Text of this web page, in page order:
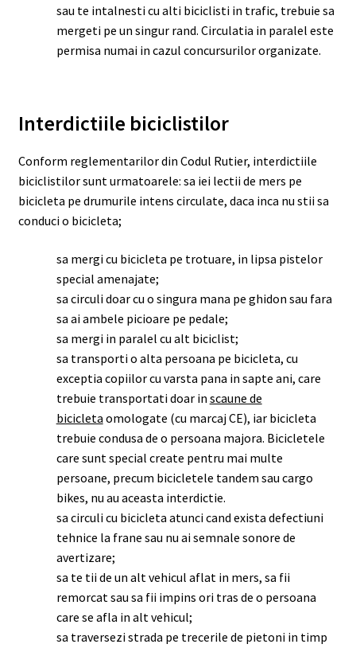
sau te intalnesti cu alti biciclisti in trafic, trebuie sa
mergeti pe un singur rand. Circulatia in paralel este
permisa numai in cazul concursurilor organizate.
Interdictiile biciclistilor
Conform reglementarilor din Codul Rutier, interdictiile
biciclistilor sunt urmatoarele: sa iei lectii de mers pe
bicicleta pe drumurile intens circulate, daca inca nu stii sa
conduci o bicicleta;
sa mergi cu bicicleta pe trotuare, in lipsa pistelor
special amenajate;
sa circuli doar cu o singura mana pe ghidon sau fara
sa ai ambele picioare pe pedale;
sa mergi in paralel cu alt biciclist;
sa transporti o alta persoana pe bicicleta, cu
exceptia copiilor cu varsta pana in sapte ani, care
trebuie transportati doar in scaune de
bicicleta omologate (cu marcaj CE), iar bicicleta
trebuie condusa de o persoana majora. Bicicletele
care sunt special create pentru mai multe
persoane, precum bicicletele tandem sau cargo
bikes, nu au aceasta interdictie.
sa circuli cu bicicleta atunci cand exista defectiuni
tehnice la frane sau nu ai semnale sonore de
avertizare;
sa te tii de un alt vehicul aflat in mers, sa fii
remorcat sau sa fii impins ori tras de o persoana
care se afla in alt vehicul;
sa traversezi strada pe trecerile de pietoni in timp